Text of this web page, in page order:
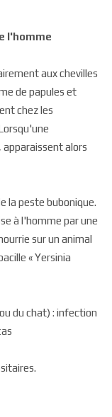
l'homme
aux chevilles
de papules et
chez les
alors
la peste bubonique.
à l'homme par une
sur un animal
« Yersinia
du chat) : infection